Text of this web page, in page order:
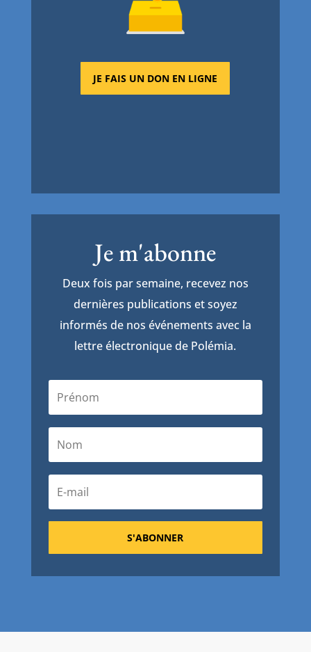
JE FAIS UN DON EN LIGNE
Je m'abonne
Deux fois par semaine, recevez nos
dernières publications et soyez
informés de nos événements avec la
lettre électronique de Polémia.
S'ABONNER